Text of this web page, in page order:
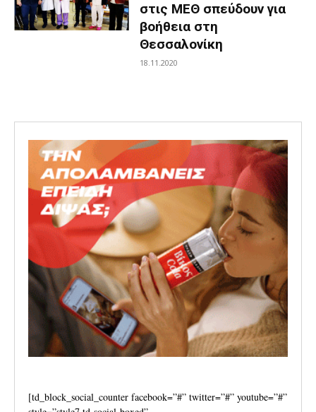
στις ΜΕΘ σπεύδουν για
βοήθεια στη
Θεσσαλονίκη
18.11.2020
[td_block_social_counter facebook=”#” twitter=”#” youtube=”#”